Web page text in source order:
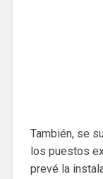
También, se
los puestos
prevé la